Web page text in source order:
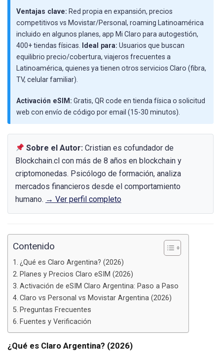
Ventajas clave: Red propia en expansión, precios
competitivos vs Movistar/Personal, roaming Latinoamérica
incluido en algunos planes, app Mi Claro para autogestión,
400+ tiendas físicas.
Ideal para: Usuarios que buscan
equilibrio precio/cobertura, viajeros frecuentes a
Latinoamérica, quienes ya tienen otros servicios Claro (fibra,
TV, celular familiar).
Activación eSIM: Gratis, QR code en tienda física o solicitud
web con envío de código por email (15-30 minutos).
Sobre el Autor: Cristian es cofundador de
Blockchain.cl con más de 8 años en blockchain y
criptomonedas. Psicólogo de formación, analiza
mercados financieros desde el comportamiento
humano. → Ver perfil completo
Contenido
¿Qué es Claro Argentina? (2026)
Planes y Precios Claro eSIM (2026)
Activación de eSIM Claro Argentina: Paso a Paso
Claro vs Personal vs Movistar Argentina (2026)
Preguntas Frecuentes
Fuentes y Verificación
¿Qué es Claro Argentina? (2026)